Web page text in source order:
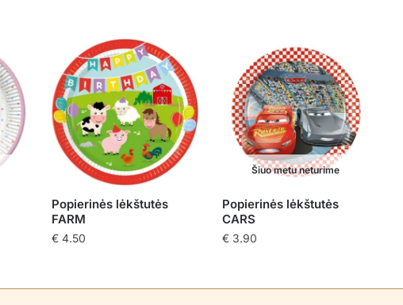
Popierinės lėkštutės
FARM
€ 4.50
Šiuo metu neturime
Popierinės lėkštutės
CARS
€3.90